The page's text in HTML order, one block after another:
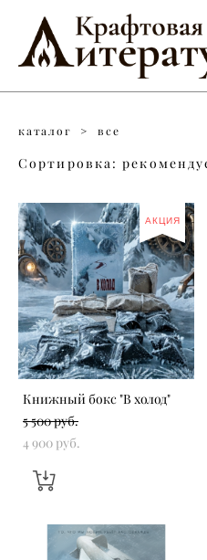
каталог > все
Сортировка:
АКЦИЯ
Книжный бокс "В холод"
5 500 pуб.
4 900 pуб.